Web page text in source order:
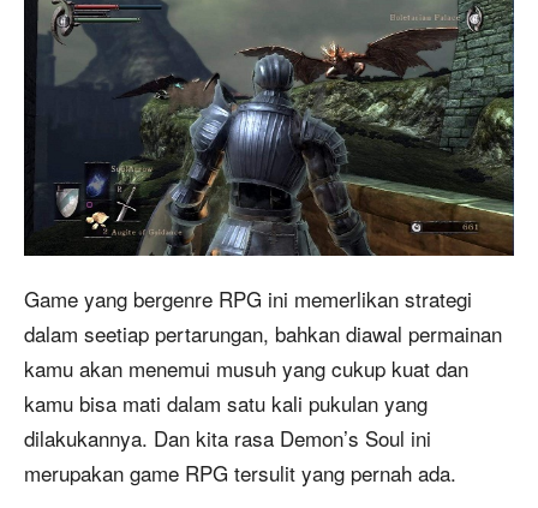
Game yang bergenre RPG ini memerlikan strategi
dalam seetiap pertarungan, bahkan diawal permainan
kamu akan menemui musuh yang cukup kuat dan
kamu bisa mati dalam satu kali pukulan yang
dilakukannya. Dan kita rasa Demon’s Soul ini
merupakan game RPG tersulit yang pernah ada.